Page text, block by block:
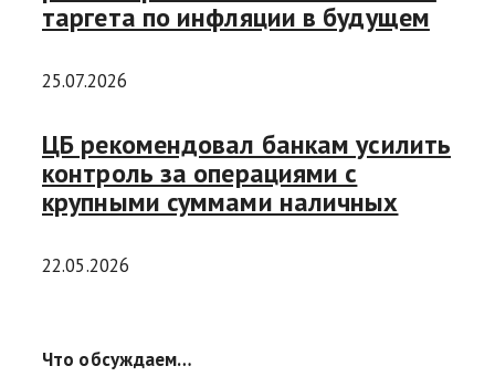
таргета по инфляции в будущем
25.07.2026
ЦБ рекомендовал банкам усилить
контроль за операциями с
крупными суммами наличных
22.05.2026
Что обсуждаем…